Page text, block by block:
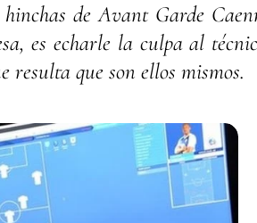
de Avant Garde
es echarle la culpa al
resulta que son ellos mismos.